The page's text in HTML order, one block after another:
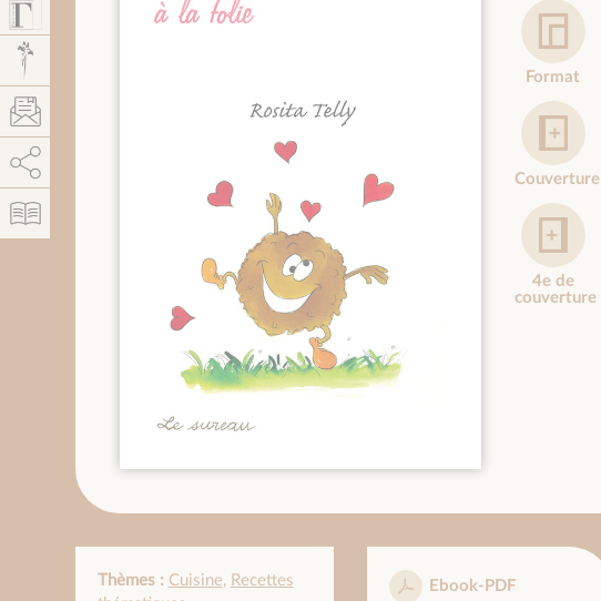
Format
Couverture
4e de
couverture
Thèmes : Cuisine, Recettes
Ebook-PDF